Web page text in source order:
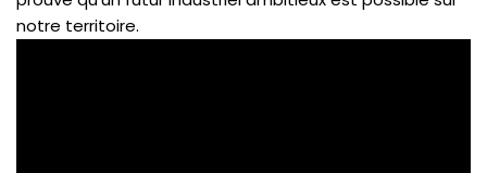
notre territoire.